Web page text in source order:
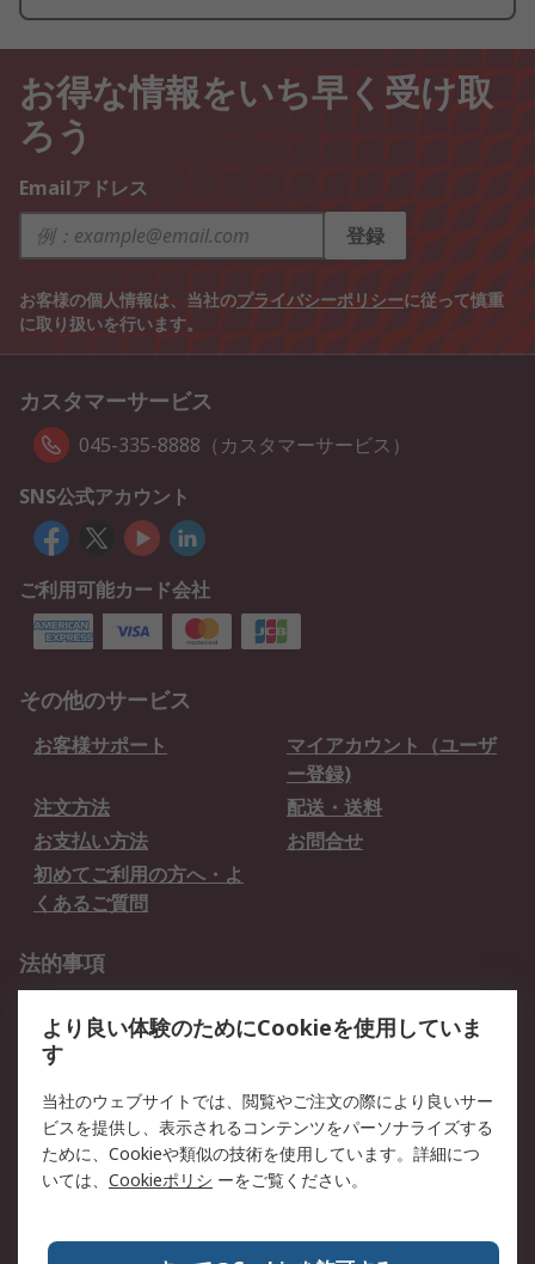
お得な情報をいち早く受け取
ろう
Emailアドレス
登録
お客様の個人情報は、当社のプライバシーポリシーに従って慎重
に取り扱いを行います。
カスタマーサービス
045-335-8888（カスタマーサービス）
SNS公式アカウント
ご利用可能カード会社
その他のサービス
お客様サポート
マイアカウント（ユーザ
ー登録)
注文方法
配送・送料
お支払い方法
お問合せ
初めてご利用の方へ・よ
くあるご質問
法的事項
クッキーポリシー
RSについて
会社概要
採用情報
プレスリリース＆お知ら
コーポレートサイト
全世界のRS
RSの歴史
より良い体験のためにCookieを使用していま
す
当社のウェブサイトでは、閲覧やご注文の際により良いサー
ビスを提供し、表示されるコンテンツをパーソナライズする
ために、Cookieや類似の技術を使用しています。詳細につ
いては、 Cookieポリシ ーをご覧ください。